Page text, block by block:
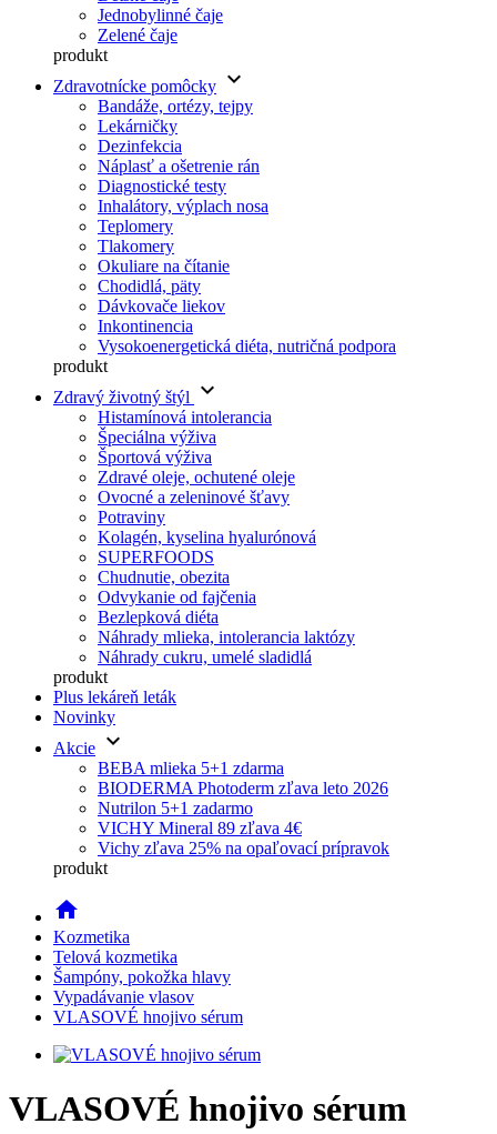
Jednobylinné čaje
Zelené čaje
produkt
Zdravotnícke pomôcky keyboard_arrow_down
Bandáže, ortézy, tejpy
Lekárničky
Dezinfekcia
Náplasť a ošetrenie rán
Diagnostické testy
Inhalátory, výplach nosa
Teplomery
Tlakomery
Okuliare na čítanie
Chodidlá, päty
Dávkovače liekov
Inkontinencia
Vysokoenergetická diéta, nutričná podpora
produkt
Zdravý životný štýl
keyboard_arrow_down
Histamínová intolerancia
Špeciálna výživa
Športová výživa
Zdravé oleje, ochutené oleje
Ovocné a zeleninové šťavy
Potraviny
Kolagén, kyselina hyalurónová
SUPERFOODS
Chudnutie, obezita
Odvykanie od fajčenia
Bezlepková diéta
Náhrady mlieka, intolerancia laktózy
Náhrady cukru, umelé sladidlá
produkt
Plus lekáreň leták
Novinky
Akcie keyboard_arrow_down
BEBA mlieka 5+1 zdarma
BIODERMA Photoderm zľava leto 2026
Nutrilon 5+1 zadarmo
VICHY Mineral 89 zľava 4€
Vichy zľava 25% na opaľovací prípravok
produkt
home
Kozmetika
Telová kozmetika
Šampóny, pokožka hlavy
Vypadávanie vlasov
VLASOVÉ hnojivo sérum
VLASOVÉ hnojivo sérum